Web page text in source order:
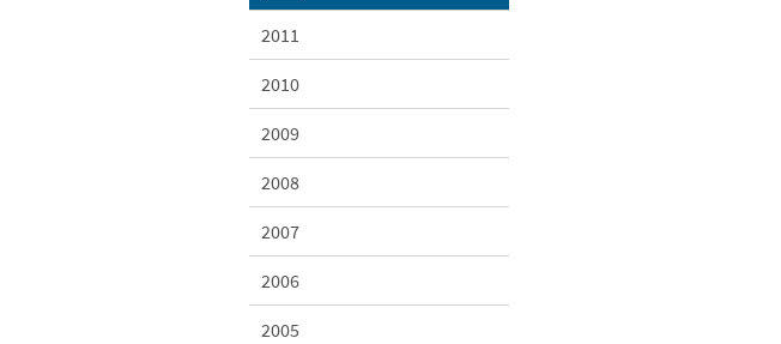
2011
2010
2009
2008
2007
2006
2005